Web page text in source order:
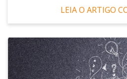
LEIA O ARTIGO